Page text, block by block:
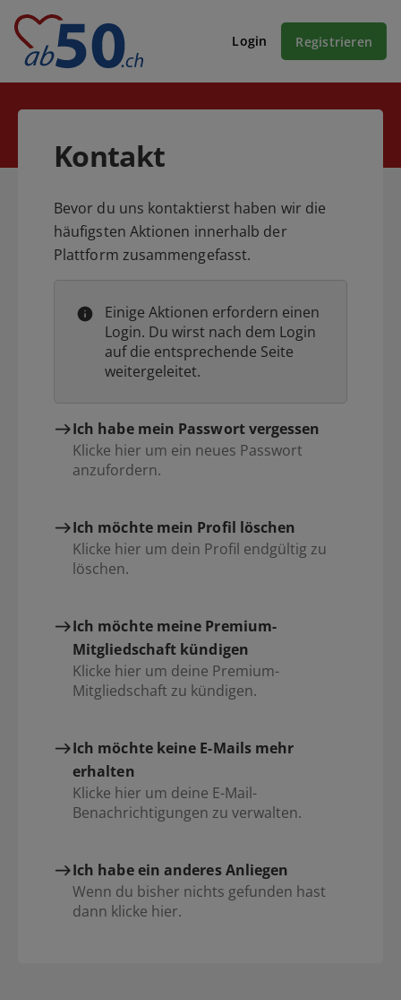
Login Registrieren
Kontakt
Bevor du uns kontaktierst haben wir die
häufigsten Aktionen innerhalb der
Plattform zusammengefasst.
Einige Aktionen erfordern einen
Login. Du wirst nach dem Login
auf die entsprechende Seite
weitergeleitet.
Ich habe mein Passwort vergessen
Klicke hier um ein neues Passwort
anzufordern.
Ich möchte mein Profil löschen
Klicke hier um dein Profil endgültig zu
löschen.
Ich möchte meine Premium-
Mitgliedschaft kündigen
Klicke hier um deine Premium-
Mitgliedschaft zu kündigen.
Ich möchte keine E-Mails mehr
erhalten
Klicke hier um deine E-Mail-
Benachrichtigungen zu verwalten.
Ich habe ein anderes Anliegen
Wenn du bisher nichts gefunden hast
dann klicke hier.